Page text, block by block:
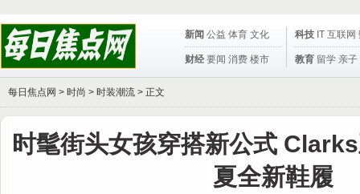
新闻 公益 体育 文化
财经 要闻 消费 楼市
科技 IT 互联网
教育 留学 亲子
每日焦点网 > 时尚 > 时装潮流 > 正文
时髦街头女孩穿搭新公式
夏全新鞋履